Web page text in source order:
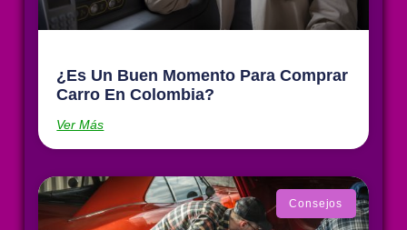
¿Es Un Buen Momento Para Comprar
Carro En Colombia?
Ver Más
Consejos